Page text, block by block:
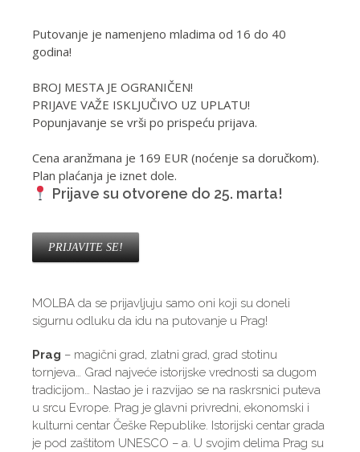
Putovanje je namenjeno mladima od 16 do 40
godina!
BROJ MESTA JE OGRANIČEN!
PRIJAVE VAŽE ISKLJUČIVO UZ UPLATU!
Popunjavanje se vrši po prispeću prijava.
Cena aranžmana je 169 EUR (noćenje sa doručkom).
Plan plaćanja je iznet dole.
Prijave su otvorene do 25. marta!
PRIJAVITE SE!
MOLBA da se prijavljuju samo oni koji su doneli
sigurnu odluku da idu na putovanje u Prag!
Prag – magični grad, zlatni grad, grad stotinu
tornjeva… Grad najveće istorijske vrednosti sa dugom
tradicijom… Nastao je i razvijao se na raskrsnici puteva
u srcu Evrope. Prag je glavni privredni, ekonomski i
kulturni centar Češke Republike. Istorijski centar grada
je pod zaštitom UNESCO – a. U svojim delima Prag su